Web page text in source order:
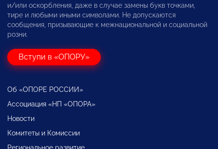
и/или оскорбления, даже в случае замены букв точками,
тире и любыми иными символами. Не допускаются
сообщения, призывающие к межнациональной и социальной
розни.
Вступи в «ОПОРУ»
Об «ОПОРЕ РОССИИ»
Ассоциация «НП «ОПОРА»
Новости
Комитеты и Комиссии